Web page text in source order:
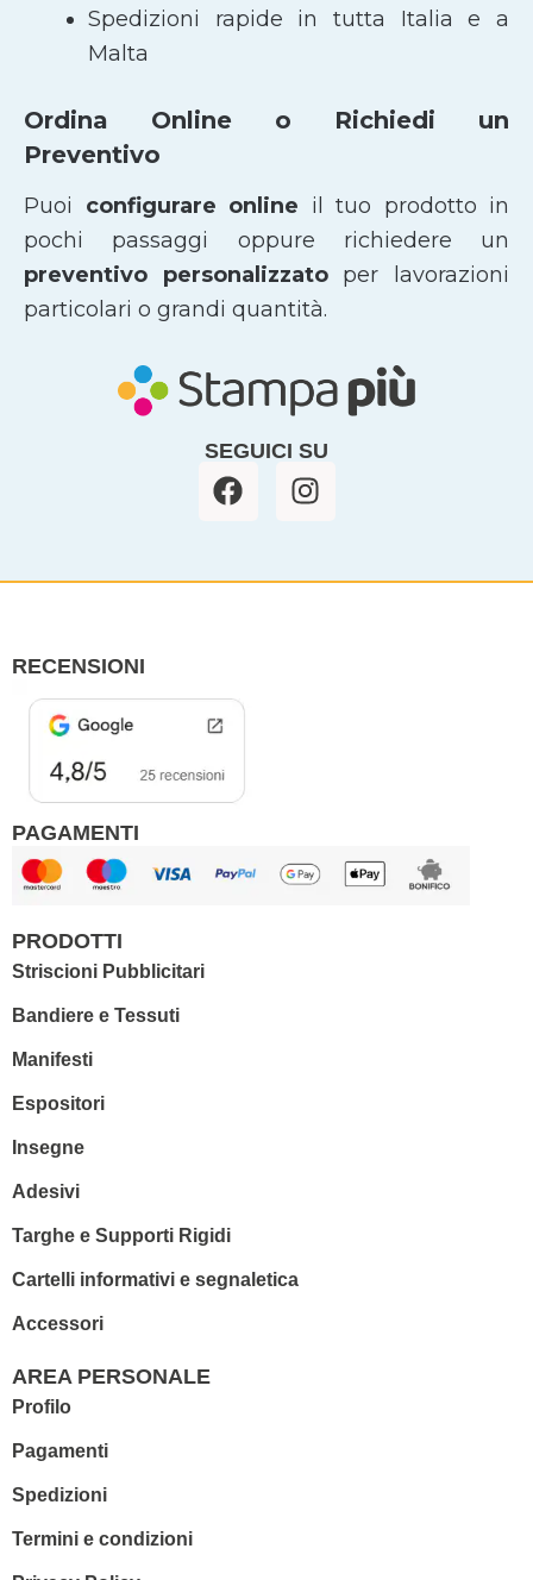
Spedizioni rapide in tutta Italia e a
Malta
Ordina Online o Richiedi un
Preventivo
Puoi configurare online il tuo prodotto in
pochi passaggi oppure richiedere un
preventivo personalizzatoper lavorazioni
particolari o grandi quantità.
SEGUICI SU
F
a
b
I
n
a
RECENSIONI
PAGAMENTI
PRODOTTI
Striscioni Pubblicitari
Bandiere e Tessuti
Manifesti
Espositori
Insegne
Adesivi
Targhe e Supporti Rigidi
Cartelli informativi e segnaletica
Accessori
AREA PERSONALE
Profilo
Pagamenti
Spedizioni
Termini e condizioni